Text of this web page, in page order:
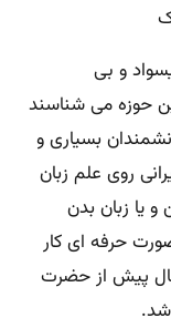
و بی
حوزه می شناسند
بسیاری و
روی علم زبان
و یا زبان بدن
حرفه ای کار
شاید اولین بیان مربوط به ۱۴۰۰ سال پیش از حضرت